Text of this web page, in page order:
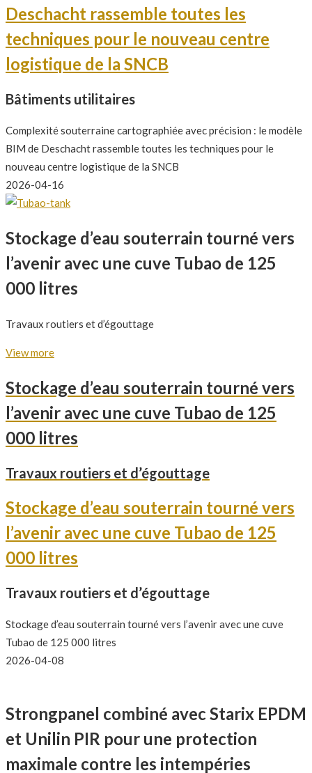
Deschacht rassemble toutes les
techniques pour le nouveau centre
logistique de la SNCB
Bâtiments utilitaires
Complexité souterraine cartographiée avec précision : le modèle
BIM de Deschacht rassemble toutes les techniques pour le
nouveau centre logistique de la SNCB
2026-04-16
Stockage d’eau souterrain tourné vers
l’avenir avec une cuve Tubao de 125
000 litres
Travaux routiers et d’égouttage
View more
Stockage d’eau souterrain tourné vers
l’avenir avec une cuve Tubao de 125
000 litres
Travaux routiers et d’égouttage
Stockage d’eau souterrain tourné vers
l’avenir avec une cuve Tubao de 125
000 litres
Travaux routiers et d’égouttage
Stockage d’eau souterrain tourné vers l’avenir avec une cuve
Tubao de 125 000 litres
2026-04-08
Strongpanel combiné avec Starix EPDM
et Unilin PIR pour une protection
maximale contre les intempéries